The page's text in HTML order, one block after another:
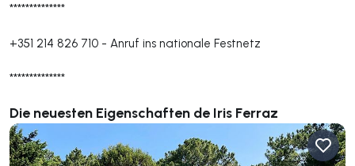
**************
+351 214 826 710 - Anruf ins nationale Festnetz
**************
Die neuesten Eigenschaften de Iris Ferraz